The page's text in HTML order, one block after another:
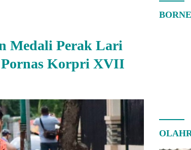
Medali Perak Lari
Korpri XVII